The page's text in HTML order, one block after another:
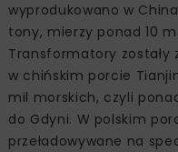
wyprodukowano w
tony, mierzy ponad 10
Transformatory zostały
w chińskim porcie
mil morskich, czyli
do Gdyni. W polskim
przeładowywane na